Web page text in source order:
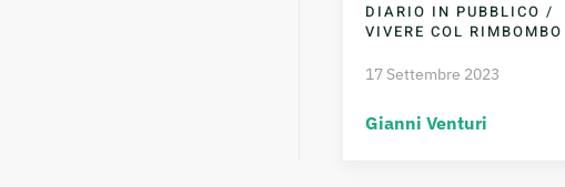
DIARIO IN PUBBLICO /
VIVERE COL RIMBOMBO
17 Settembre 2023
Gianni Venturi